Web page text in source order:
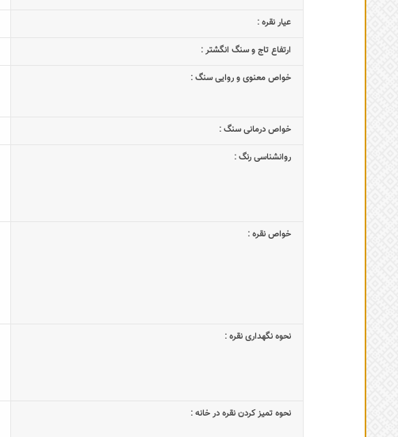
عیار نقره :
ارتفاع تاج و سنگ انگشتر :
خواص معنوی و روایی سنگ :
خواص درمانی سنگ :
روانشناسی رنگ :
خواص نقره :
نحوه نگهداری نقره :
نحوه تمیز کردن نقره در خانه :